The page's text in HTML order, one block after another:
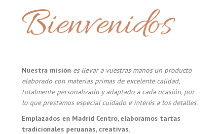
Bienvenidos
Nuestra misión es llevar a vuestras manos un producto
elaborado con materias primas de excelente calidad,
totalmente personalizado y adaptado a cada ocasión, por
lo que prestamos especial cuidado e interés a los detalles.
Emplazados en Madrid Centro, elaboramos tartas
tradicionales peruanas, creativas.